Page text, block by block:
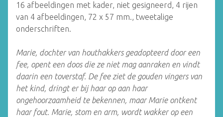
16 afbeeldingen met kader, niet gesigneerd, 4 rijen
van 4 afbeeldingen, 72 x 57 mm., tweetalige
onderschriften.
Marie, dochter van houthakkers geadopteerd door een
fee, opent een doos die ze niet mag aanraken en vindt
daarin een toverstaf. De fee ziet de gouden vingers van
het kind, dringt er bij haar op aan haar
ongehoorzaamheid te bekennen, maar Marie ontkent
haar fout. Marie, stom en arm, wordt wakker op een